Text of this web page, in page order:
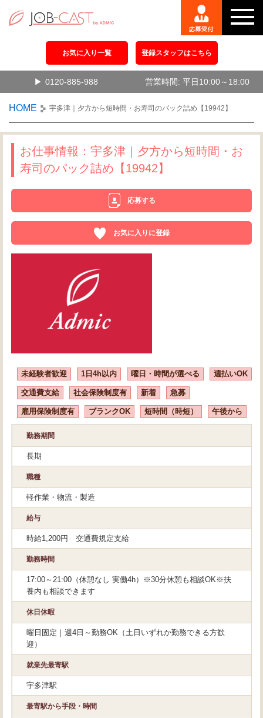
お気に入り一覧 登録スタッフはこちら
0120-885-988 営業時間: 平日10:00～18:00
HOME 宇多津｜夕方から短時間・お寿司のパック詰め【19942】
お仕事情報：宇多津｜夕方から短時間・お
寿司のパック詰め【19942】
応募する
お気に入りに登録
未経験者歓迎 1日4h以内 曜日・時間が選べる 週払いOK
交通費支給 社会保険制度有 新着 急募
雇用保険制度有 ブランクOK 短時間（時短） 午後から
勤務期間
長期
職種
軽作業・物流・製造
給与
時給1,200円 交通費規定支給
勤務時間
17:00～21:00（休憩なし 実働4h）※30分休憩も相談OK※扶
養内も相談できます
休日休暇
曜日固定｜週4日～勤務OK（土日いずれか勤務できる方歓
迎）
就業先最寄駅
宇多津駅
最寄駅から手段・時間